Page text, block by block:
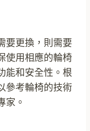
要更換，則需要
使用相應的輪椅
能和安全性。根
參考輪椅的技術
家。